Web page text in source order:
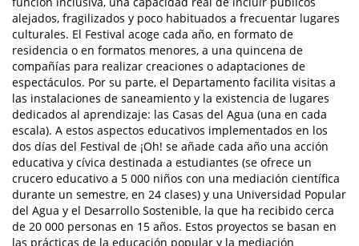
alejados, fragilizados y poco habituados a frecuentar lugares
culturales. El Festival acoge cada año, en formato de
residencia o en formatos menores, a una quincena de
compañías para realizar creaciones o adaptaciones de
espectáculos. Por su parte, el Departamento facilita visitas a
las instalaciones de saneamiento y la existencia de lugares
dedicados al aprendizaje: las Casas del Agua (una en cada
escala). A estos aspectos educativos implementados en los
dos días del Festival de ¡Oh! se añade cada año una acción
educativa y cívica destinada a estudiantes (se ofrece un
crucero educativo a 5 000 niños con una mediación científica
durante un semestre, en 24 clases) y una Universidad Popular
del Agua y el Desarrollo Sostenible, la que ha recibido cerca
de 20 000 personas en 15 años. Estos proyectos se basan en
las prácticas de la educación popular y la mediación